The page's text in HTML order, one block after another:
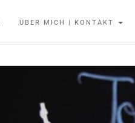
ÜBER MICH | KONTAKT